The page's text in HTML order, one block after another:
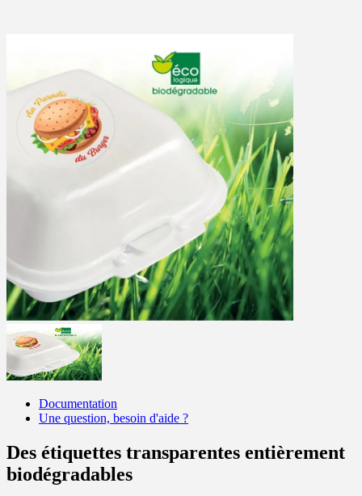
Documentation
Une question, besoin d'aide ?
Des étiquettes transparentes entièrement
biodégradables